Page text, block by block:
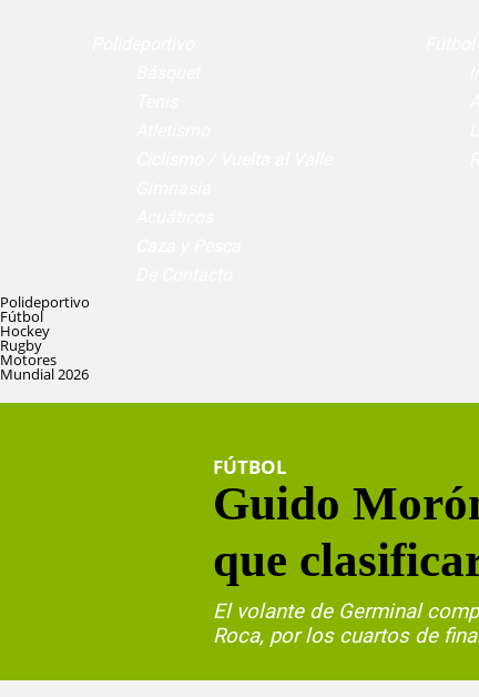
Polideportivo
Fútbol
Hockey
Rugby
Motores
Mundial 2026
FÚTBOL
Guido
que
El volante de Germinal
Roca, por los cuartos de